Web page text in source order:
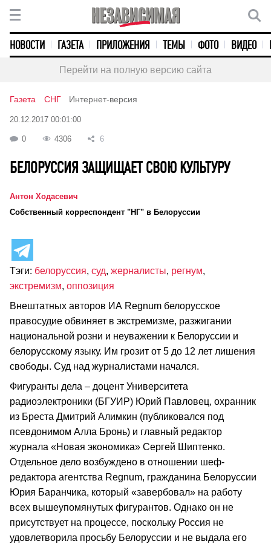
НОВОСТИ ГАЗЕТА ПРИЛОЖЕНИЯ ТЕМЫ ФОТО ВИДЕО
Перейти на полную версию сайта
Газета СНГ Интернет-версия
20.12.2017 00:01:00
0 4306 6
БЕЛОРУССИЯ ЗАЩИЩАЕТ СВОЮ КУЛЬТУРУ
Антон Ходасевич
Cобственный корреспондент "НГ" в Белоруссии
Тэги: белоруссия, суд, жерналисты, регнум,
экстремизм, оппозиция
Внештатных авторов ИА Regnum белорусское
правосудие обвиняет в экстремизме, разжигании
национальной розни и неуважении к Белоруссии и
белорусскому языку. Им грозит от 5 до 12 лет лишения
свободы. Суд над журналистами начался.
Фигуранты дела – доцент Университета
радиоэлектроники (БГУИР) Юрий Павловец, охранник
из Бреста Дмитрий Алимкин (публиковался под
псевдонимом Алла Бронь) и главный редактор
журнала «Новая экономика» Сергей Шиптенко.
Отдельное дело возбуждено в отношении шеф-
редактора агентства Regnum, гражданина Белоруссии
Юрия Баранчика, который «завербовал» на работу
всех вышеупомянутых фигурантов. Однако он не
присутствует на процессе, поскольку Россия не
удовлетворила просьбу Белоруссии и не выдала его